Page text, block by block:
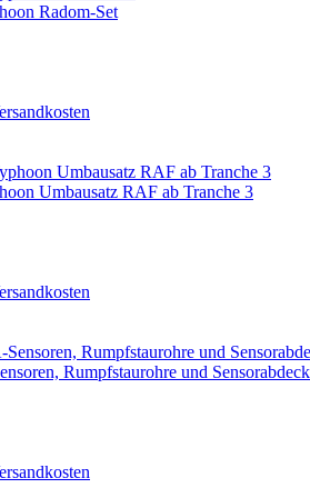
Radom-Set
Umbausatz RAF ab Tranche 3
Rumpfstaurohre und